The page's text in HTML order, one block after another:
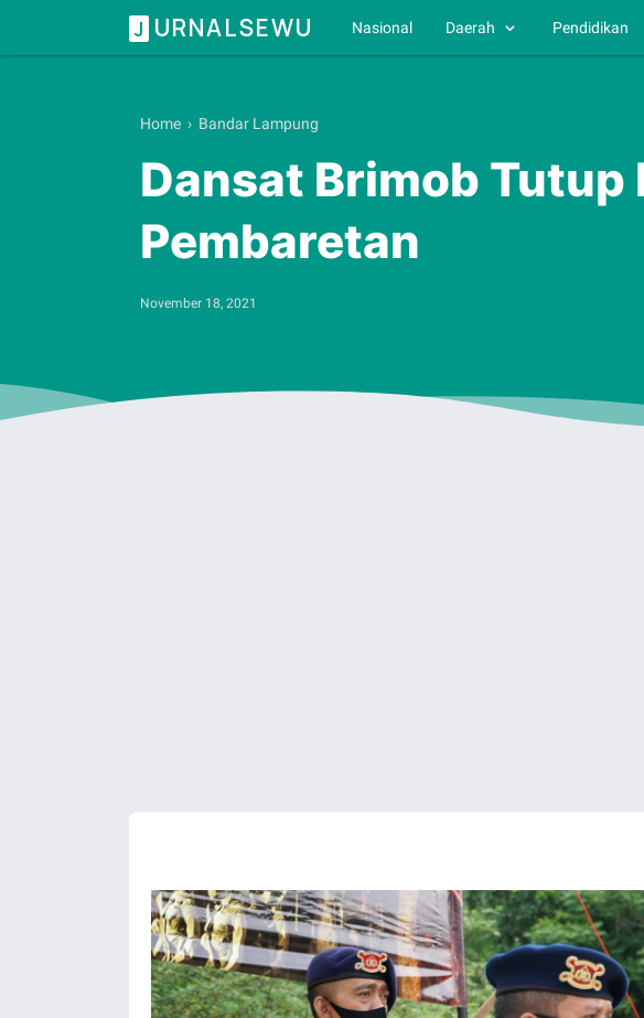
J URNALSEWU Nasional Daerah Pendidikan
Home › Bandar Lampung
Dansat Brimob
Pembaretan
November 18, 2021